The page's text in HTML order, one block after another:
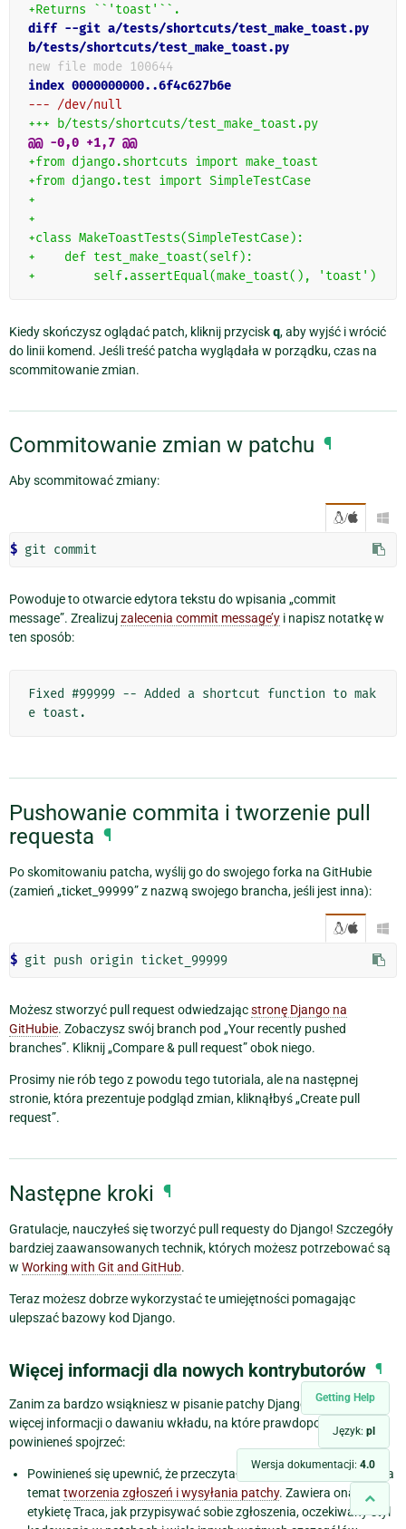
Getting Help
Język: pl
Wersja dokumentacji: 4.0
+Returns ``'toast'``.
diff --git a/tests/shortcuts/test_make_toast.py
b/tests/shortcuts/test_make_toast.py
new file mode 100644
index 0000000000..6f4c627b6e
--- /dev/null
+++ b/tests/shortcuts/test_make_toast.py
@@ -0,0 +1,7 @@
+from django.shortcuts import make_toast
+from django.test import SimpleTestCase
+
+
+class MakeToastTests(SimpleTestCase):
+    def test_make_toast(self):
+        self.assertEqual(make_toast(), 'toast')
Kiedy skończysz oglądać patch, kliknij przyciskq, aby wyjść i wrócić
do linii komend. Jeśli treść patcha wyglądała w porządku, czas na
scommitowanie zmian.
Commitowanie zmian w patchu ¶
Aby scommitować zmiany:
/ 
$
Powoduje to otwarcie edytora tekstu do wpisania „commit
message”. Zrealizujzalecenia commit message’y i napisz notatkę w
ten sposób:
Fixed #99999 -- Added a shortcut function to mak
Pushowanie commita i tworzenie pull
requesta ¶
Po skomitowaniu patcha, wyślij go do swojego forka na GitHubie
(zamień „ticket_99999” z nazwą swojego brancha, jeśli jest inna):
/ 
$
Możesz stworzyć pull request odwiedzającstronę Django na
GitHubie. Zobaczysz swój branch pod „Your recently pushed
branches”. Kliknij „Compare & pull request” obok niego.
Prosimy nie rób tego z powodu tego tutoriala, ale na następnej
stronie, która prezentuje podgląd zmian, kliknąłbyś „Create pull
request”.
Następne kroki ¶
Gratulacje, nauczyłeś się tworzyć pull requesty do Django! Szczegóły
bardziej zaawansowanych technik, których możesz potrzebować są
w Working with Git and GitHub.
Teraz możesz dobrze wykorzystać te umiejętności pomagając
ulepszać bazowy kod Django.
Więcej informacji dla nowych kontrybutorów ¶
Zanim za bardzo wsiąkniesz w pisanie patchy Django, jest trochę
więcej informacji o dawaniu wkładu, na które prawdopodobnie
powinieneś spojrzeć:
Powinieneś się upewnić, że przeczytałeś dokumentację Django na
temat tworzenia zgłoszeń i wysyłania patchy. Zawiera ona
etykietę Traca, jak przypisywać sobie zgłoszenia, oczekiwany styl